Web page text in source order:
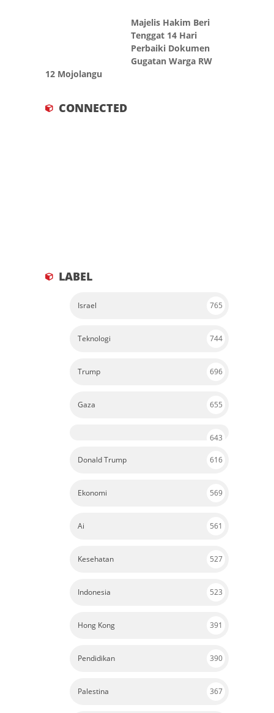
Majelis Hakim Beri
Tenggat 14 Hari
Perbaiki Dokumen
Gugatan Warga RW
12 Mojolangu
CONNECTED
LABEL
Israel 765
Teknologi 744
Trump 696
Gaza 655
643
Donald Trump 616
Ekonomi 569
Ai 561
Kesehatan 527
Indonesia 523
Hong Kong 391
Pendidikan 390
Palestina 367